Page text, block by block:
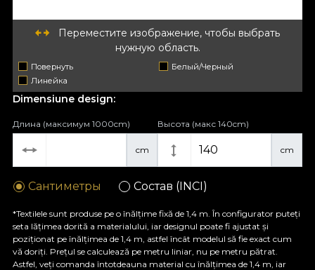
Переместите изображение, чтобы выбрать
нужную область.
Повернуть
Белый/Черный
Линейка
Dimensiune design:
cm
Длина (максимум 1000cm)
cm
Высота (макс 140cm)
Сантиметры Состав (INCI)
*Textilele sunt produse pe o înălțime fixă de 1,4 m. În configurator puteți
seta lățimea dorită a materialului, iar designul poate fi ajustat și
poziționat pe înălțimea de 1,4 m, astfel încât modelul să fie exact cum
vă doriți. Prețul se calculează pe metru liniar, nu pe metru pătrat.
Astfel, veți comanda întotdeauna material cu înălțimea de 1,4 m, iar